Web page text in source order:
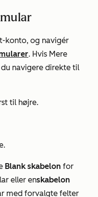
konto, og navigér
. Hvis Mere
navigere direkte til
til højre.
Blank skabelon for
eller enskabelon
med forvalgte felter